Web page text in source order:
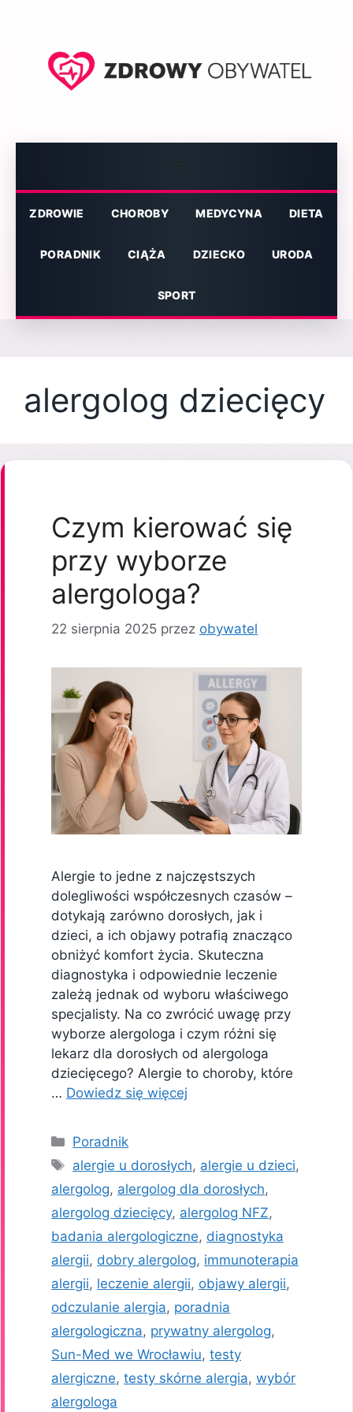
ZDROWIE CHOROBY MEDYCYNA DIETA
PORADNIK CIĄŻA DZIECKO URODA
SPORT
alergolog dziecięcy
Czym kierować się
przy wyborze
alergologa?
22 sierpnia 2025 przez obywatel
Alergie to jedne z najczęstszych
dolegliwości współczesnych czasów –
dotykają zarówno dorosłych, jak i
dzieci, a ich objawy potrafią znacząco
obniżyć komfort życia. Skuteczna
diagnostyka i odpowiednie leczenie
zależą jednak od wyboru właściwego
specjalisty. Na co zwrócić uwagę przy
wyborze alergologa i czym różni się
lekarz dla dorosłych od alergologa
dziecięcego? Alergie to choroby, które
… Dowiedz się więcej
Kategorie
Poradnik
Tagi
alergie u dorosłych, alergie u dzieci,
alergolog, alergolog dla dorosłych,
alergolog dziecięcy, alergolog NFZ,
badania alergologiczne, diagnostyka
alergii, dobry alergolog, immunoterapia
alergii, leczenie alergii, objawy alergii,
odczulanie alergia, poradnia
alergologiczna, prywatny alergolog,
Sun-Med we Wrocławiu, testy
alergiczne, testy skórne alergia, wybór
alergologa